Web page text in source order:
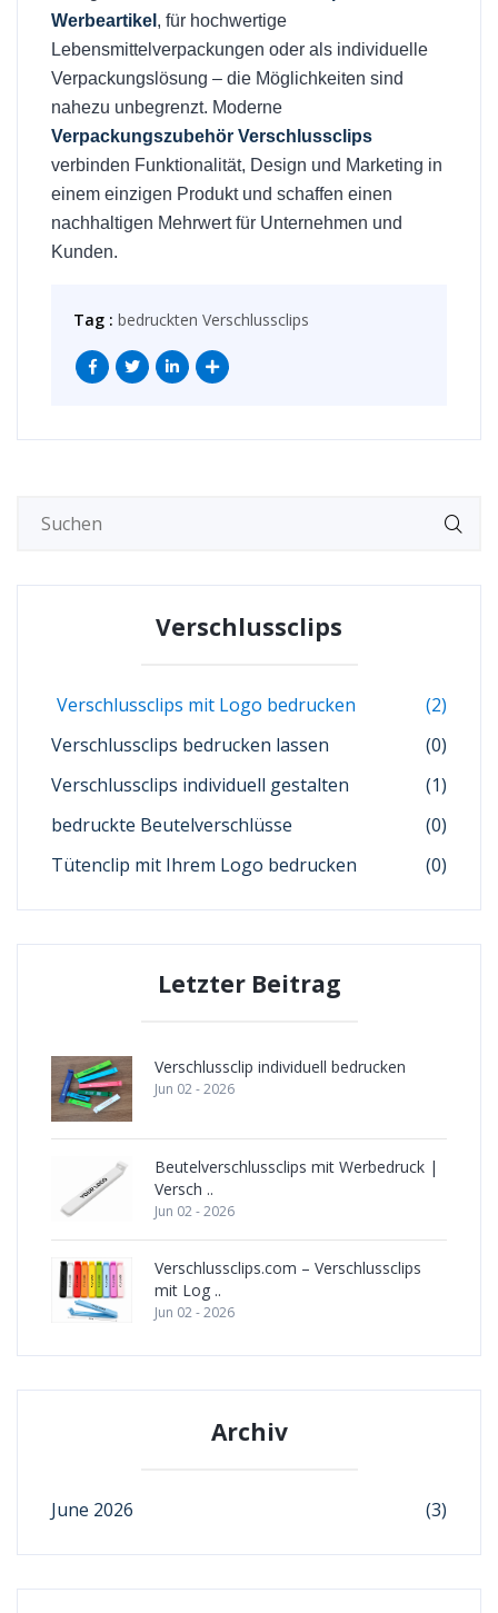
Werbeartikel , für hochwertige
Lebensmittelverpackungen oder als individuelle
Verpackungslösung – die Möglichkeiten sind
nahezu unbegrenzt. Moderne
Verpackungszubehör Verschlussclips
verbinden Funktionalität, Design und Marketing in
einem einzigen Produkt und schaffen einen
nachhaltigen Mehrwert für Unternehmen und
Kunden.
Tag : bedruckten Verschlussclips
Verschlussclips
Verschlussclips mit Logo bedrucken
(2)
Verschlussclips bedrucken lassen
(0)
Verschlussclips individuell gestalten
(1)
bedruckte Beutelverschlüsse
(0)
Tütenclip mit Ihrem Logo bedrucken
(0)
Letzter Beitrag
Verschlussclip individuell bedrucken
Jun 02 - 2026
Beutelverschlussclips mit Werbedruck |
Versch ..
Jun 02 - 2026
Verschlussclips.com – Verschlussclips
mit Log ..
Jun 02 - 2026
Archiv
June 2026 (3)